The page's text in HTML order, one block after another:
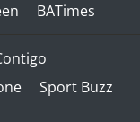
BATimes
Sport Buzz